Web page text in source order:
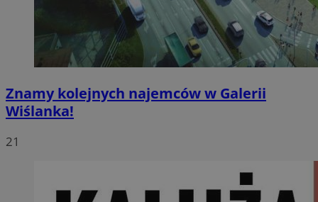
Znamy kolejnych najemców w Galerii
Wiślanka!
21